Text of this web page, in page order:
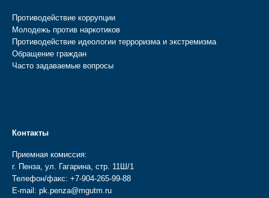
Противодействие коррупции
Молодежь против наркотиков
Противодействие идеологии терроризма и экстремизма
Обращение граждан
Часто задаваемые вопросы
Контакты
Приемная комиссия:
г. Пенза, ул. Гагарина, стр. 11Ш/1
Телефон/факс: +7-904-265-99-88
E-mail: pk.penza@mgutm.ru